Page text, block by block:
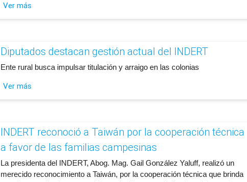
Ver más
Diputados destacan gestión actual del INDERT
Ente rural busca impulsar titulación y arraigo en las colonias
Ver más
​INDERT reconoció a Taiwán por la cooperación técnica
a favor de las familias campesinas
La presidenta del INDERT, Abog. Mag. Gail González Yaluff, realizó un
merecido reconocimiento a Taiwán, por la cooperación técnica que brinda